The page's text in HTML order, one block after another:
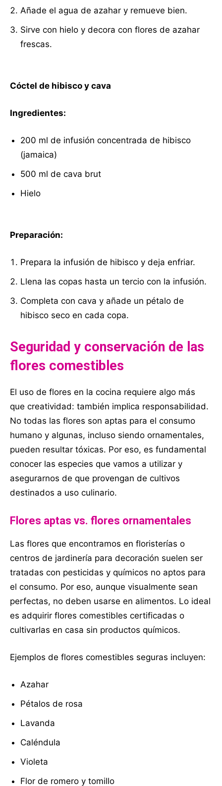
Añade el agua de azahar y remueve bien.
Sirve con hielo y decora con flores de azahar
frescas.
Cóctel de hibisco y cava
Ingredientes:
200 ml de infusión concentrada de hibisco
(jamaica)
500 ml de cava brut
Hielo
Preparación:
Prepara la infusión de hibisco y deja enfriar.
Llena las copas hasta un tercio con la infusión.
Completa con cava y añade un pétalo de
hibisco seco en cada copa.
Seguridad y conservación de las
flores comestibles
El uso de flores en la cocina requiere algo más
que creatividad: también implica responsabilidad.
No todas las flores son aptas para el consumo
humano y algunas, incluso siendo ornamentales,
pueden resultar tóxicas. Por eso, es fundamental
conocer las especies que vamos a utilizar y
asegurarnos de que provengan de cultivos
destinados a uso culinario.
Flores aptas vs. flores ornamentales
Las flores que encontramos en floristerías o
centros de jardinería para decoración suelen ser
tratadas con pesticidas y químicos no aptos para
el consumo. Por eso, aunque visualmente sean
perfectas, no deben usarse en alimentos. Lo ideal
es adquirir flores comestibles certificadas o
cultivarlas en casa sin productos químicos.
Ejemplos de flores comestibles seguras incluyen:
Azahar
Pétalos de rosa
Lavanda
Caléndula
Violeta
Flor de romero y tomillo